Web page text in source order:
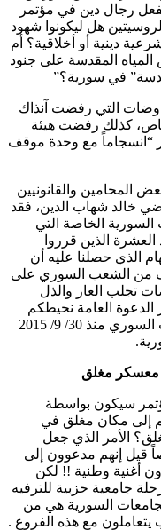
رجال دين في مؤتمر
هل ليكونوا شهود
دينية أو أخلاقية؟ أم
المقدسة على جنود
في سورية؟”
التي رفضت آنذاك
كذلك رفضت هيئة
“انسجاماً مع وحدة موقف
المحامين والقانونيين
خالد شهاب الدين، فقد
السورية الخاصة التي
الذين قرروا
الذي حصلنا عليه أن
من الشعب السوري على
تجلب العار والذل
العامة نحيطكم
علماً أن روسيا تقوم بقصف وقتل الشعب السوري منذ 30/ 9/ 2015
معسكر مغلق
سيكون بواسطة
مكان مغلق في
الأمر الذي جعل
قيل إنهم مدعوون إلى
أغنية وطنية !! لكن
جامعية حزبية للترفيه
السورية هي من
مع هذه الفروع .